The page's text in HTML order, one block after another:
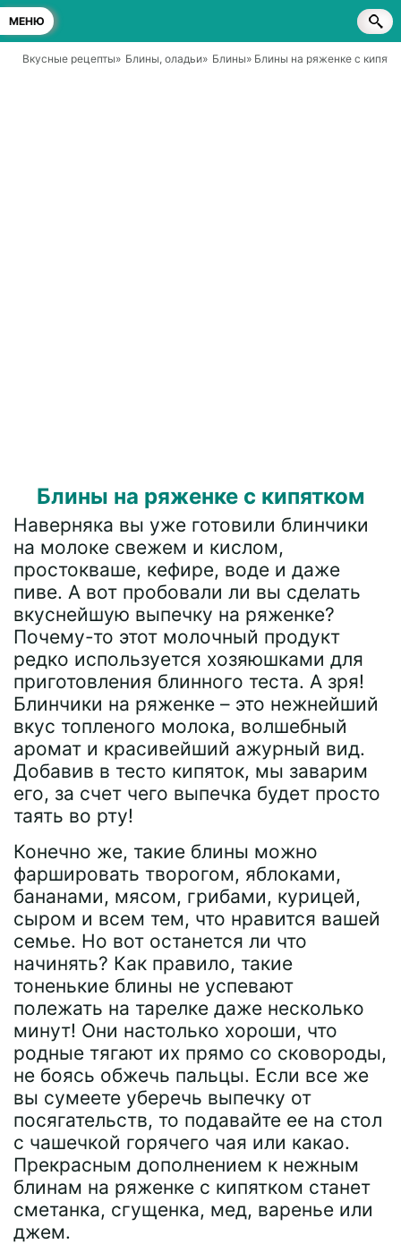
МЕНЮ
Вкусные рецепты» Блины, оладьи» Блины» Блины на ряженке с
Блины на ряженке с кипятком
Наверняка вы уже готовили блинчики
на молоке свежем и кислом,
простокваше, кефире, воде и даже
пиве. А вот пробовали ли вы сделать
вкуснейшую выпечку на ряженке?
Почему-то этот молочный продукт
редко используется хозяюшками для
приготовления блинного теста. А зря!
Блинчики на ряженке – это нежнейший
вкус топленого молока, волшебный
аромат и красивейший ажурный вид.
Добавив в тесто кипяток, мы заварим
его, за счет чего выпечка будет просто
таять во рту!
Конечно же, такие блины можно
фаршировать творогом, яблоками,
бананами, мясом, грибами, курицей,
сыром и всем тем, что нравится вашей
семье. Но вот останется ли что
начинять? Как правило, такие
тоненькие блины не успевают
полежать на тарелке даже несколько
минут! Они настолько хороши, что
родные тягают их прямо со сковороды,
не боясь обжечь пальцы. Если все же
вы сумеете уберечь выпечку от
посягательств, то подавайте ее на стол
с чашечкой горячего чая или какао.
Прекрасным дополнением к нежным
блинам на ряженке с кипятком станет
сметанка, сгущенка, мед, варенье или
джем.